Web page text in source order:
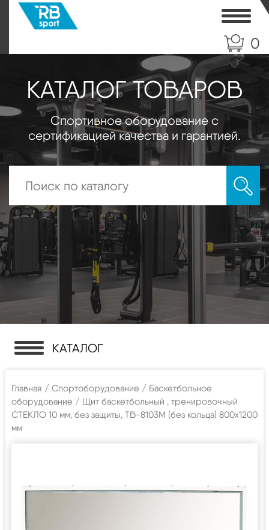
0
КАТАЛОГ ТОВАРОВ
Спортивное оборудование с
сертификацией качества и гарантией.
КАТАЛОГ
Главная / Спортоборудование / Баскетбольное
оборудование / Щит баскетбольный , тренировочный
СТЕКЛО 10 мм, без защиты, TB-8103М (без кольца) 800х1200
мм